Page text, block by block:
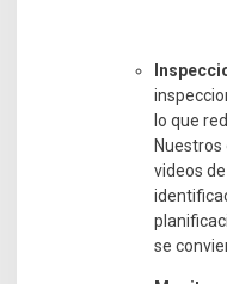
lo que
videos
se